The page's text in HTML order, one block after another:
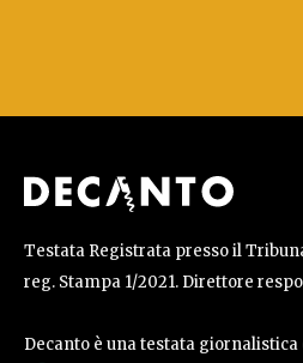
Testata Registrata presso il
reg. Stampa 1/2021. Direttore
Decanto è una testata